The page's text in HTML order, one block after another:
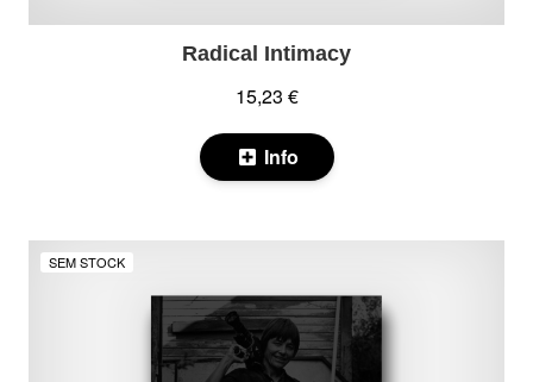
Radical Intimacy
15,23 €
Info
SEM STOCK